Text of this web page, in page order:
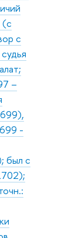
(с
с
–
-
был с